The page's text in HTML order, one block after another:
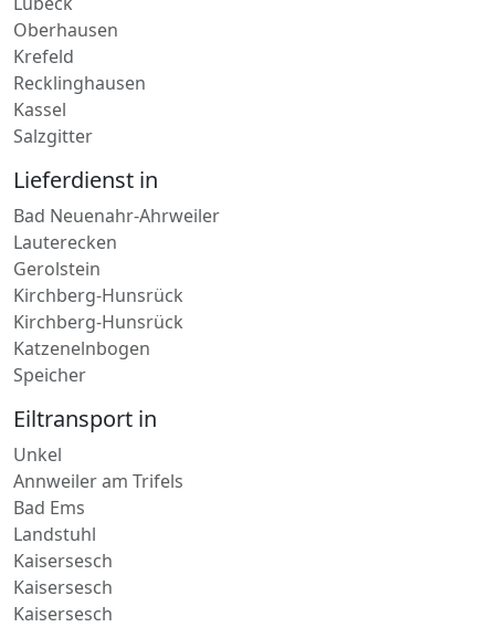
Aachen
Lübeck
Oberhausen
Krefeld
Recklinghausen
Salzgitter
Lieferdienst in
Bad Neuenahr-Ahrweiler
Lauterecken
Gerolstein
Kirchberg-Hunsrück
Kirchberg-Hunsrück
Speicher
Eiltransport in
Unkel
Annweiler am Trifels
Bad Ems
Landstuhl
Kaisersesch